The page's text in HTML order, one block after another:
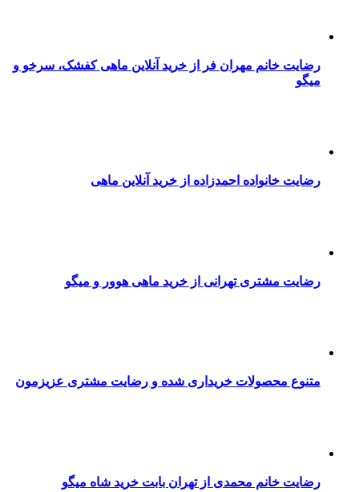
رضایت خانم مهران فر از خرید آنلاین ماهی کفشک، سرخو و
میگو
رضایت خانواده احمدزاده از خرید آنلاین ماهی
رضایت مشتری تهرانی از خرید ماهی هوور و میگو
متنوع محصولات خریداری شده و رضایت مشتری عزیزمون
رضایت خانم محمدی از تهران بابت خرید شاه میگو